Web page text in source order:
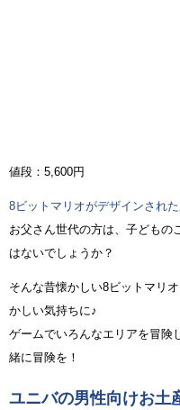
値段：5,600円
8ビットマリオがデザインされた
お父さん世代の方は、子どもの
はないでしょうか？
そんな昔懐かしい8ビットマリ
かしい気持ちに♪
ゲームでいろんなエリアを冒険
緒に冒険を！
ユニバの男性向けお土